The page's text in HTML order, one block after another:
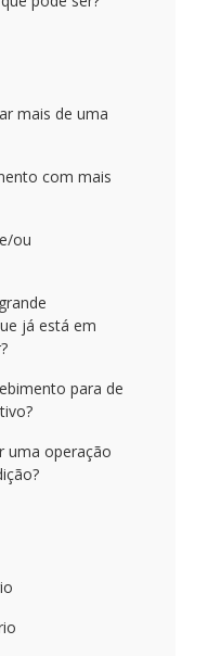
mais de uma
com mais
ou
já está em
para de
uma operação